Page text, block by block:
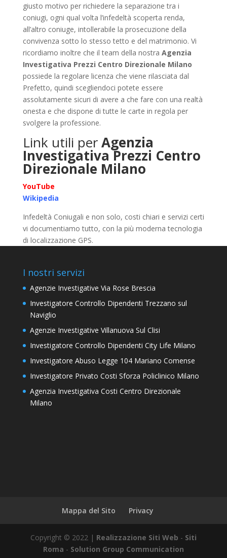
giusto motivo per richiedere la separazione tra i
coniugi, ogni qual volta l’infedeltà scoperta renda,
all’altro coniuge, intollerabile la prosecuzione della
convivenza sotto lo stesso tetto e del matrimonio. Vi
ricordiamo inoltre che il team della nostra Agenzia
Investigativa Prezzi Centro Direzionale Milano
possiede la regolare licenza che viene rilasciata dal
Prefetto, quindi scegliendoci potete essere
assolutamente sicuri di avere a che fare con una realtà
onesta e che dispone di tutte le carte in regola per
svolgere la professione.
Link utili perAgenzia
Investigativa Prezzi Centro
Direzionale Milano
YouTube
Wikipedia
Infedeltà Coniugali e non solo, costi chiari e servizi certi
vi documentiamo tutto, con la più moderna tecnologia
di localizzazione GPS.
I nostri servizi
Agenzie Investigative Via Rose Brescia
Investigatore Controllo Dipendenti Trezzano sul
Naviglio
Agenzie Investigative Villanuova Sul Clisi
Investigatore Controllo Dipendenti City Life Milano
Investigatore Abuso Legge 104 Mariano Comense
Investigatore Privato Costi Sforza Policlinico Milano
Agenzia Investigativa Costi Centro Direzionale
Milano
Mappa del Sito Privacy
Copyright © 2022 | Realizzazione Siti Web - Siti
Roma - Solution Group Communication